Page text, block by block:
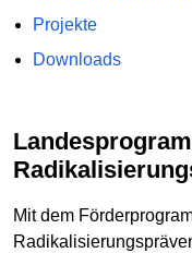
Projekte
Downloads
Landesprogramm
Mit dem